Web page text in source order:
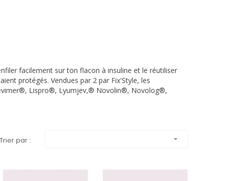
facilement sur ton flacon à insuline et le réutiliser
protégés. Vendues par 2 par Fix'Style, les
Lispro®, Lyumjev,® Novolin®, Novolog®,
Trier par : arrow_drop_down